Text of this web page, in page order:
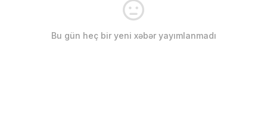
Bu gün heç bir yeni xəbər yayımlanmadı